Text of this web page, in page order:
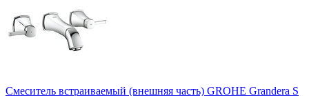
Смеситель встраиваемый (внешняя часть) GROHE Grandera S